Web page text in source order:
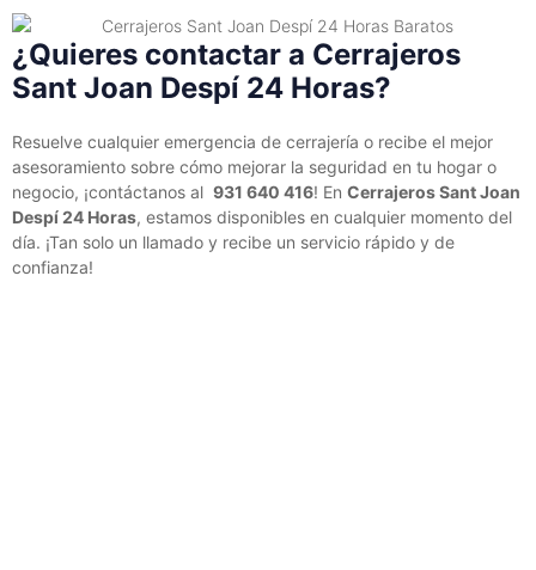
¿Quieres contactar a Cerrajeros
Sant Joan Despí 24 Horas?
Resuelve cualquier emergencia de cerrajería o recibe el mejor
asesoramiento sobre cómo mejorar la seguridad en tu hogar o
negocio, ¡contáctanos al 931 640 416! En Cerrajeros Sant Joan
Despí 24 Horas, estamos disponibles en cualquier momento del
día. ¡Tan solo un llamado y recibe un servicio rápido y de
confianza!